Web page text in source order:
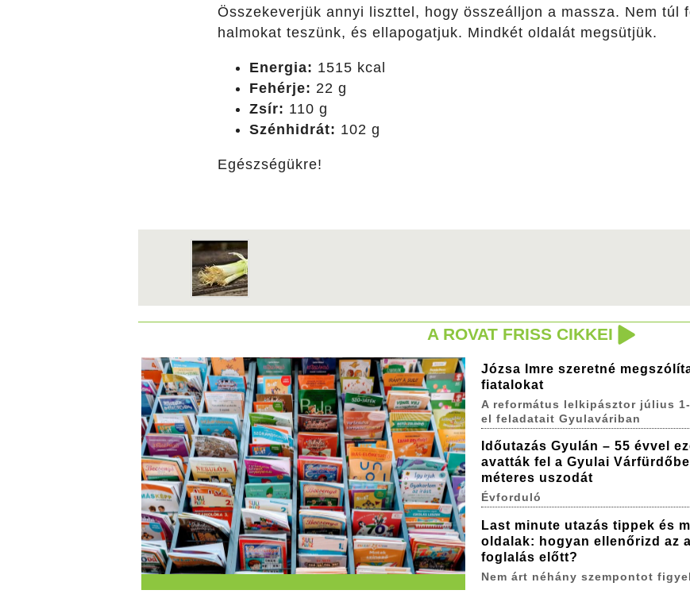
Összekeverjük annyi liszttel, hogy összeálljon a massza. Nem túl
halmokat teszünk, és ellapogatjuk. Mindkét oldalát megsütjük.
Energia: 1515 kcal
Fehérje: 22 g
Zsír: 110 g
Szénhidrát: 102 g
Egészségükre!
A ROVAT FRISS CIKKEI
Józsa Imre szeretné
fiatalokat
A református lelkipásztor július
el feladatait Gyulaváriban
Időutazás Gyulán – 55 évvel
avatták fel a Gyulai
méteres uszodát
Évforduló
Last minute utazás tippek és
oldalak: hogyan ellenőrizd az
foglalás előtt?
Nem árt néhány szempontot